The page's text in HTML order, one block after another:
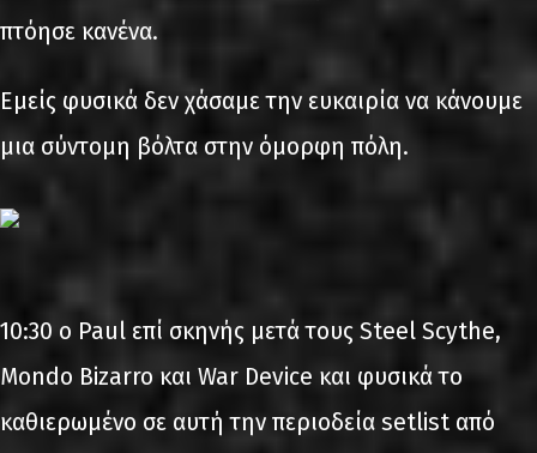
πτόησε κανένα.
Εμείς φυσικά δεν χάσαμε την ευκαιρία να κάνουμε
μια σύντομη βόλτα στην όμορφη πόλη.
10:30 ο Paul επί σκηνής μετά τους Steel Scythe,
Mondo Bizarro και War Device και φυσικά το
καθιερωμένο σε αυτή την περιοδεία setlist από